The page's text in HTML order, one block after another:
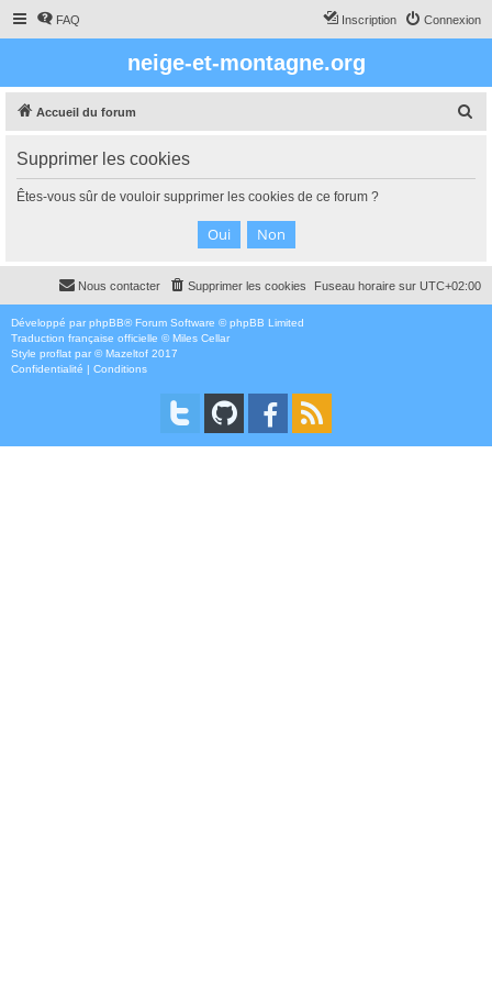
FAQ Connexion
Inscription
neige-et-montagne.org
Accueil du forum
c
Supprimer les cookies
Êtes-vous sûr de vouloir supprimer les cookies de ce forum ?
Fuseau horaire sur UTC+02:00
Supprimer les cookies
Nous contacter
Développé par phpBB® Forum Software © phpBB Limited
Traduction française officielle ©Miles Cellar
Style proflat par ©Mazeltof 2017
Confidentialité | Conditions